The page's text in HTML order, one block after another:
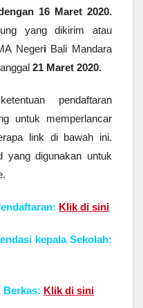
16 Maret 2020.
yang dikirim atau
Negeri Bali Mandara
21 Maret 2020.
pendaftaran
untuk memperlancar
link di bawah ini.
yang digunakan untuk
Klik di sini
kepala Sekolah:
Berkas: Klik di sini